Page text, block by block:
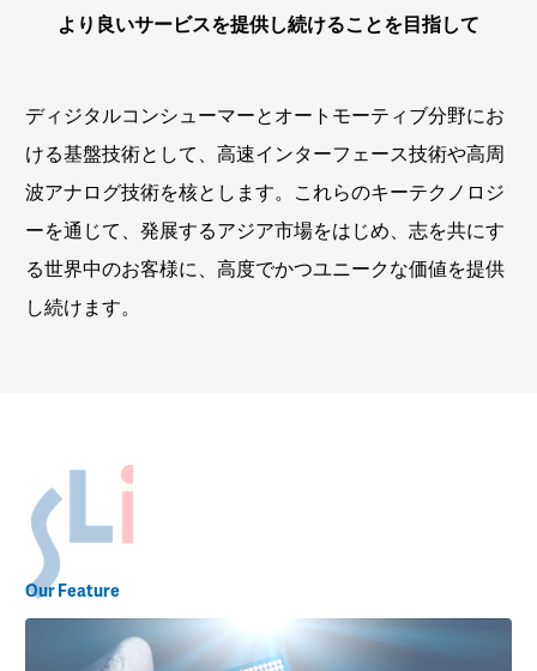
より良いサービスを提供し続けることを目指して
ディジタルコンシューマーとオートモーティブ分野にお
ける基盤技術として、高速インターフェース技術や高周
波アナログ技術を核とします。これらのキーテクノロジ
ーを通じて、発展するアジア市場をはじめ、志を共にす
る世界中のお客様に、高度でかつユニークな価値を提供
し続けます。
Our Feature